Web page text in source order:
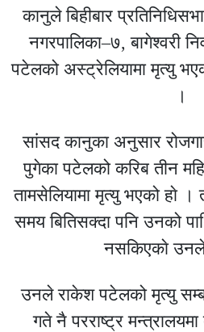
कानुले बिहीबार
नगरपालिका–७, बागेश्वरी
पटेलको अस्ट्रेलियामा मृत्यु
।
सांसद कानुका अनुसार
पुगेका पटेलको करिब तीन
तामसेलियामा मृत्यु भएको हाे ।
समय बितिसक्दा पनि उनको
नसकिएकाे उनले
उनले राकेश पटेलको मृत्यु
गते नै परराष्ट्र मन्त्रालयमा